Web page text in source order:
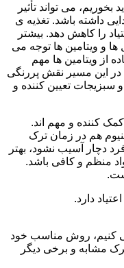
بخوریم، می تواند تأثیر
داشته باشد. تغذیه ی
را کاهش دهد. بیشتر
ها و ویتامین ها توجه می
از ویتامین ها مهم
این مسیر نقش پررنگی
سبزیجات تعیین کننده و
از میان ویتامین ها، ویتامین های گروه B کمک کننده و مهم اند.
هم در زمان ترک
دچار آسیب نشود، بهتر
منظم و کافی باشد.
دارد.
کنیم، روش مناسب خود
مشابه و برخی دیگر